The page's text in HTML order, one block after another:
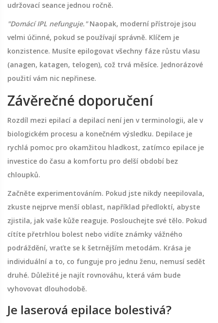
udržovací seance jednou ročně.
"Domácí IPL nefunguje."Naopak, moderní přístroje jsou
velmi účinné, pokud se používají správně. Klíčem je
konzistence. Musíte epilogovat všechny fáze růstu vlasu
(anagen, katagen, telogen), což trvá měsíce. Jednorázové
použití vám nic nepřinese.
Závěrečné doporučení
Rozdíl mezi epilací a depilací není jen v terminologii, ale v
biologickém procesu a konečném výsledku. Depilace je
rychlá pomoc pro okamžitou hladkost, zatímco epilace je
investice do času a komfortu pro delší období bez
chloupků.
Začněte experimentováním. Pokud jste nikdy neepilovala,
zkuste nejprve menší oblast, například předloktí, abyste
zjistila, jak vaše kůže reaguje. Poslouchejte své tělo. Pokud
cítíte přetrhlou bolest nebo vidíte známky vážného
podráždění, vraťte se k šetrnějším metodám. Krása je
individuální a to, co funguje pro jednu ženu, nemusí sedět
druhé. Důležité je najít rovnováhu, která vám bude
vyhovovat dlouhodobě.
Je laserová epilace bolestivá?